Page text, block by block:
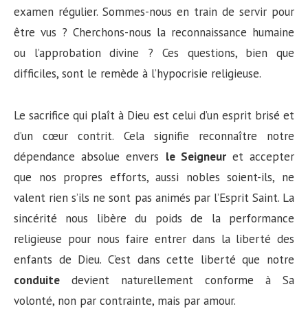
examen régulier. Sommes-nous en train de servir pour
être vus ? Cherchons-nous la reconnaissance humaine
ou l’approbation divine ? Ces questions, bien que
difficiles, sont le remède à l’hypocrisie religieuse.
Le sacrifice qui plaît à Dieu est celui d’un esprit brisé et
d’un cœur contrit. Cela signifie reconnaître notre
dépendance absolue envers le Seigneuret accepter
que nos propres efforts, aussi nobles soient-ils, ne
valent rien s’ils ne sont pas animés par l’Esprit Saint. La
sincérité nous libère du poids de la performance
religieuse pour nous faire entrer dans la liberté des
enfants de Dieu. C’est dans cette liberté que notre
conduite devient naturellement conforme à Sa
volonté, non par contrainte, mais par amour.